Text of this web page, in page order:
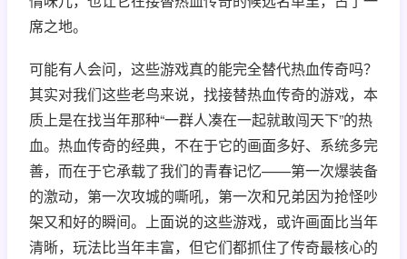
席之地。
可能有人会问，这些游戏真的能完全替代热血传奇吗？
其实对我们这些老鸟来说，找接替热血传奇的游戏，本
质上是在找当年那种“一群人凑在一起就敢闯天下”的热
血。热血传奇的经典，不在于它的画面多好、系统多完
善，而在于它承载了我们的青春记忆——第一次爆装备
的激动，第一次攻城的嘶吼，第一次和兄弟因为抢怪吵
架又和好的瞬间。上面说的这些游戏，或许画面比当年
清晰，玩法比当年丰富，但它们都抓住了传奇最核心的